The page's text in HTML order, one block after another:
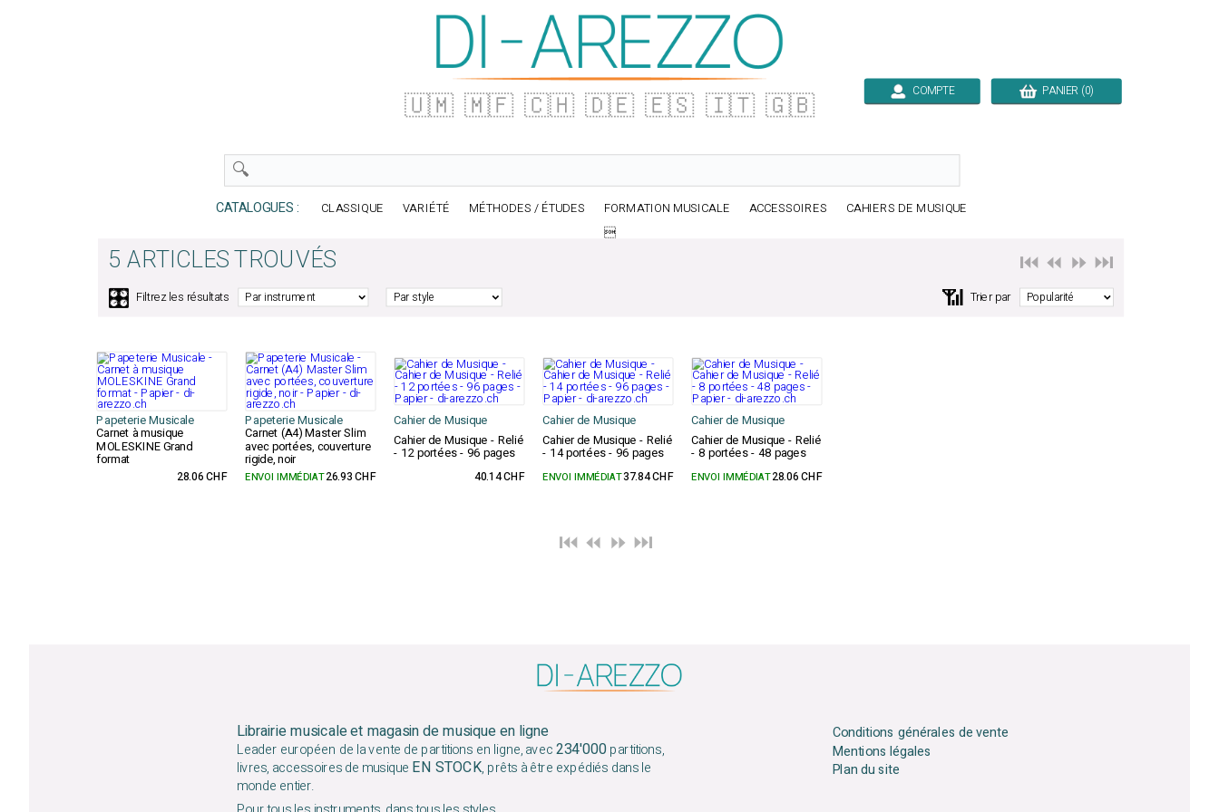
🇺🇲 🇲🇫 🇨🇭 🇩🇪 🇪🇸 🇮🇹 🇬🇧 COMPTE PANIER (0)
CATALOGUES : CLASSIQUE VARIÉTÉ MÉTHODES / ÉTUDES FORMATION MUSICALE ACCESSOIRES
CAHIERS DE MUSIQUE

5 ARTICLES TROUVÉS ⏮️ ⏪ ⏩ ⏭️
🎛️ Filtrez les résultats 📶 Trier par
Papeterie Musicale Papeterie Musicale Cahier de Musique Cahier de Musique Cahier de Musique
Carnet à musique
MOLESKINE Grand
format
Carnet (A4) Master Slim
avec portées, couverture
rigide, noir
Cahier de Musique - Relié
- 12 portées - 96 pages
Cahier de Musique - Relié
- 14 portées - 96 pages
Cahier de Musique - Relié
- 8 portées - 48 pages
28.06 CHF ENVOI IMMÉDIAT26.93 CHF 40.14 CHF ENVOI IMMÉDIAT37.84 CHF ENVOI IMMÉDIAT28.06 CHF
⏮️ ⏪ ⏩ ⏭️
Librairie musicale et magasin de musique en ligne
Leader européen de la vente de partitions en ligne, avec234'000partitions,
livres, accessoires de musique EN STOCK, prêts à être expédiés dans le
monde entier.
Conditions générales de vente
Mentions légales
Plan du site